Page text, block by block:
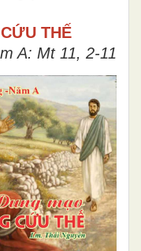
THẾ
A: Mt 11, 2-11